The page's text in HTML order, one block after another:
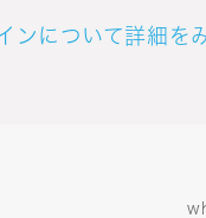
ンについて詳細を